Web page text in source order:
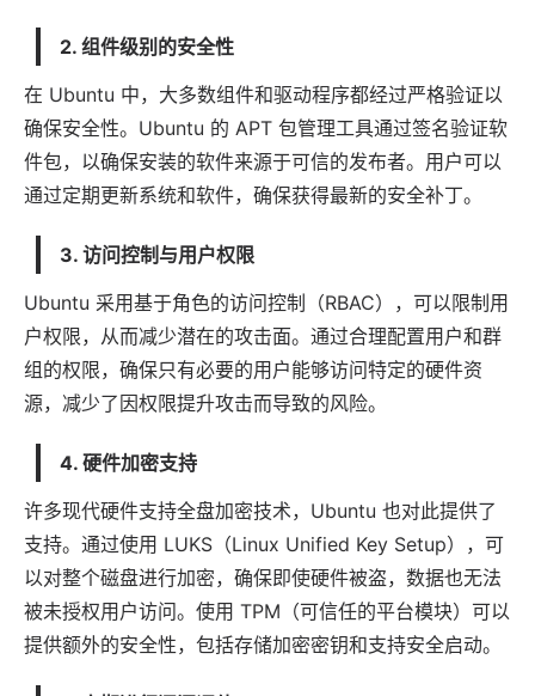
2. 组件级别的安全性
在 Ubuntu 中，大多数组件和驱动程序都经过严格验证以
确保安全性。Ubuntu 的 APT 包管理工具通过签名验证软
件包，以确保安装的软件来源于可信的发布者。用户可以
通过定期更新系统和软件，确保获得最新的安全补丁。
3. 访问控制与用户权限
Ubuntu 采用基于角色的访问控制（RBAC），可以限制用
户权限，从而减少潜在的攻击面。通过合理配置用户和群
组的权限，确保只有必要的用户能够访问特定的硬件资
源，减少了因权限提升攻击而导致的风险。
4. 硬件加密支持
许多现代硬件支持全盘加密技术，Ubuntu 也对此提供了
支持。通过使用 LUKS（Linux Unified Key Setup），可
以对整个磁盘进行加密，确保即使硬件被盗，数据也无法
被未授权用户访问。使用 TPM（可信任的平台模块）可以
提供额外的安全性，包括存储加密密钥和支持安全启动。